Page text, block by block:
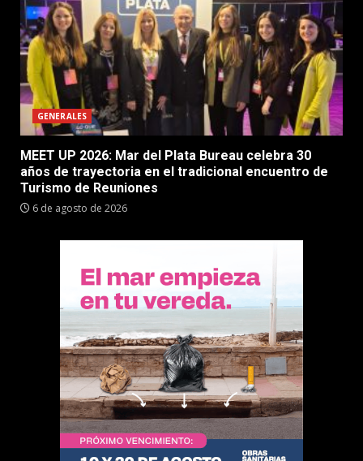
GENERALES
MEET UP 2026: Mar del Plata Bureau celebra 30
años de trayectoria en el tradicional encuentro de
Turismo de Reuniones
6 de agosto de 2026